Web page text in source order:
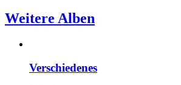
Weitere Alben
Verschiedenes